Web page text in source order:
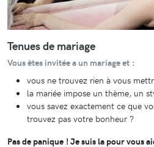
Tenues de mariage
Vous êtes invitée a un mariage et :
vous ne trouvez rien à vous
la mariée impose un thème, un
vous savez exactement ce que
trouvez pas votre bonheur ?
Pas de panique ! Je suis la pour vous